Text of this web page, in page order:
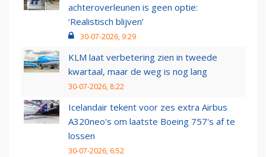
achteroverleunen is geen optie:
‘Realistisch blijven’
30-07-2026, 9:29
KLM laat verbetering zien in tweede
kwartaal, maar de weg is nog lang
30-07-2026, 8:22
Icelandair tekent voor zes extra Airbus
A320neo's om laatste Boeing 757's af te
lossen
30-07-2026, 6:52